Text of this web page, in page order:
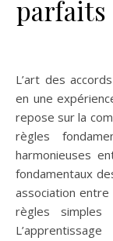
parfaits
L’art des accords mets et vins transforme chaque repas
en une
repose sur la
règles
harmonieuses
fondamentaux
association
règles simples